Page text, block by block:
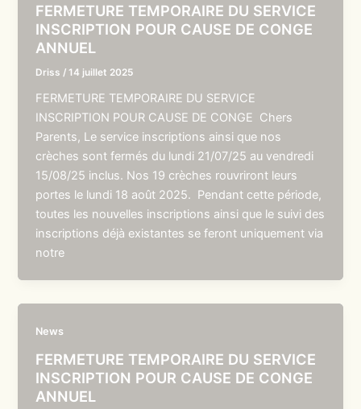
FERMETURE TEMPORAIRE DU SERVICE
INSCRIPTION POUR CAUSE DE CONGE
ANNUEL
Driss /14 juillet 2025
FERMETURE TEMPORAIRE DU SERVICE
INSCRIPTION POUR CAUSE DE CONGE Chers
Parents, Le service inscriptions ainsi que nos
crèches sont fermés du lundi 21/07/25 au vendredi
15/08/25 inclus. Nos 19 crèches rouvriront leurs
portes le lundi 18 août 2025. Pendant cette période,
toutes les nouvelles inscriptions ainsi que le suivi des
inscriptions déjà existantes se feront uniquement via
notre
News
FERMETURE TEMPORAIRE DU SERVICE
INSCRIPTION POUR CAUSE DE CONGE
ANNUEL